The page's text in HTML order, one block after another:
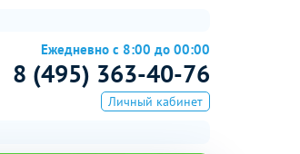
Ежедневно с 8:00 до 00:00
8 (495) 363-40-76
Личный кабинет